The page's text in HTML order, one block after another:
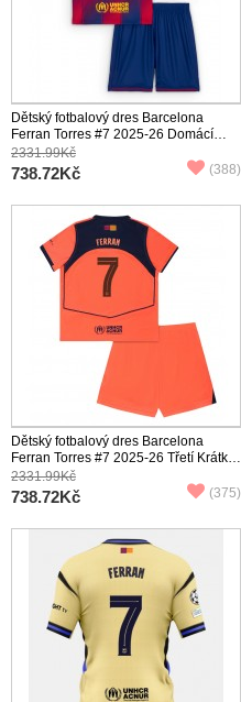
Dětský fotbalový dres Barcelona
Ferran Torres #7 2025-26 Domácí
Krátký Rukáv (+ trenýrky)
2331.99Kč
738.72Kč (388)
Dětský fotbalový dres Barcelona
Ferran Torres #7 2025-26 Třetí Krátký
Rukáv (+ trenýrky)
2331.99Kč
738.72Kč (375)